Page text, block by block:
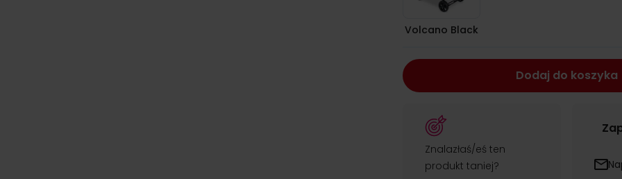
Volcano Black
Dodaj do koszyka
Znalazłaś/eś ten
produkt taniej?